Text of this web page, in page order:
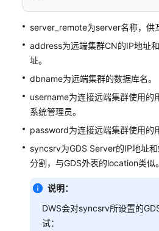
数
据
集
使
用
数
据
入
据
server_remote为server名称，供
address为远端集群CN的IP地址
址。
dbname为远端集群的数据库名。
username为连接远端集群使用的
系统管理员。
password为连接远端集群使用的
syncsrv为GDS Server的IP地址
分割，与GDS外表的location类似。
说明：
DWS会对syncsrv所设置的
试：